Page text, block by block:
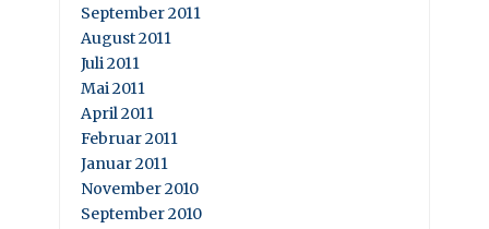
September 2011
August 2011
Juli 2011
Mai 2011
April 2011
Februar 2011
Januar 2011
November 2010
September 2010